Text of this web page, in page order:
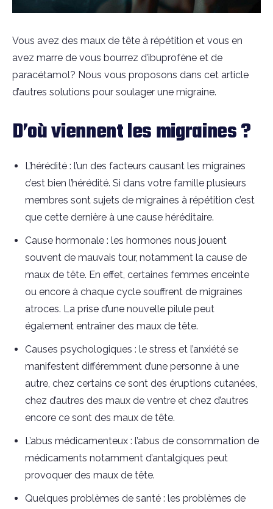
Vous avez des maux de tête à répétition et vous en
avez marre de vous bourrez d’ibuprofène et de
paracétamol? Nous vous proposons dans cet article
d’autres solutions pour soulager une migraine.
D’où viennent les migraines ?
L’hérédité : l’un des facteurs causant les migraines
c’est bien l’hérédité. Si dans votre famille plusieurs
membres sont sujets de migraines à répétition c’est
que cette dernière à une cause héréditaire.
Cause hormonale : les hormones nous jouent
souvent de mauvais tour, notamment la cause de
maux de tête. En effet, certaines femmes enceinte
ou encore à chaque cycle souffrent de migraines
atroces. La prise d’une nouvelle pilule peut
également entraîner des maux de tête.
Causes psychologiques : le stress et l’anxiété se
manifestent différemment d’une personne à une
autre, chez certains ce sont des éruptions cutanées,
chez d’autres des maux de ventre et chez d’autres
encore ce sont des maux de tête.
L’abus médicamenteux : l’abus de consommation de
médicaments notamment d’antalgiques peut
provoquer des maux de tête.
Quelques problèmes de santé : les problèmes de